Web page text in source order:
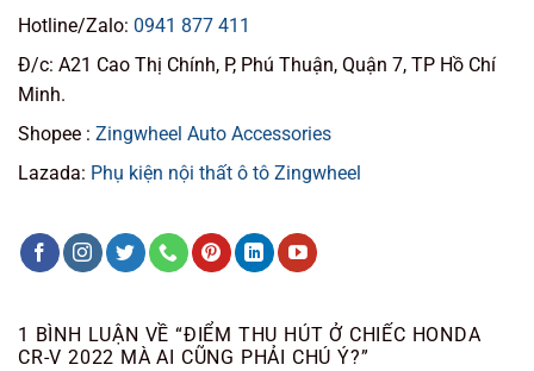
Hotline/Zalo: 0941 877 411
Đ/c: A21 Cao Thị Chính, P, Phú Thuận, Quận 7, TP Hồ Chí
Minh.
Shopee : Zingwheel Auto Accessories
Lazada: Phụ kiện nội thất ô tô Zingwheel
1 BÌNH LUẬN VỀ “ĐIỂM THU HÚT Ở CHIẾC HONDA
CR-V 2022 MÀ AI CŨNG PHẢI CHÚ Ý?”